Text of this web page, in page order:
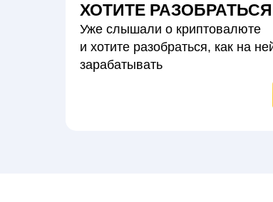
ХОТИТЕ РАЗОБРАТЬСЯ
Уже слышали о криптовалюте
и хотите разобраться, как на
зарабатывать